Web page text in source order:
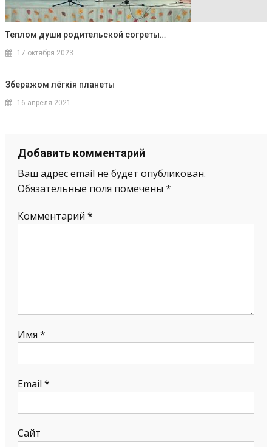
Теплом души родительской согреты…
17 октября 2023
Зберажом лёгкія планеты
16 апреля 2021
Добавить комментарий
Ваш адрес email не будет опубликован.
Обязательные поля помечены *
Комментарий *
Имя *
Email *
Сайт